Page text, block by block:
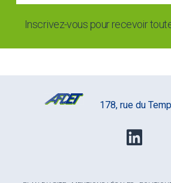
Inscrivez-vous pour recevoir
178, rue du